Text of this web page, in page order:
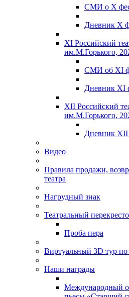
СМИ о X
Дневник X
XI Российский
им.М.Горького,
СМИ об XI
Дневник XI
XII Российский
им.М.Горького,
Дневник XII
Видео
Правила продажи,
театра
Нагрудный знак
Театральный
Проба пера
Виртуальный 3D тур по
Наши награды
Международный